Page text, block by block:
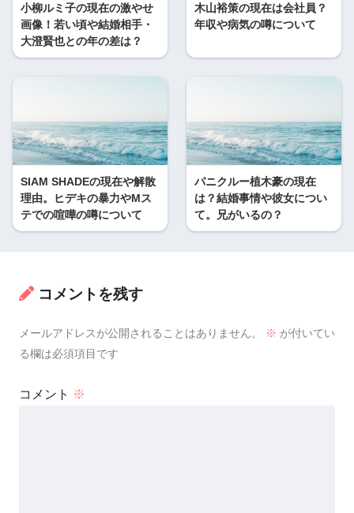
小柳ルミ子の現在の激やせ
画像！若い頃や結婚相手・
大澄賢也との年の差は？
木山裕策の現在は会社員？
年収や病気の噂について
SIAM SHADEの現在や解散
理由。ヒデキの暴力やMス
テでの喧嘩の噂について
パニクルー植木豪の現在
は？結婚事情や彼女につい
て。兄がいるの？
コメントを残す
メールアドレスが公開されることはありません。 ※ が付いてい
る欄は必須項目です
コメント ※